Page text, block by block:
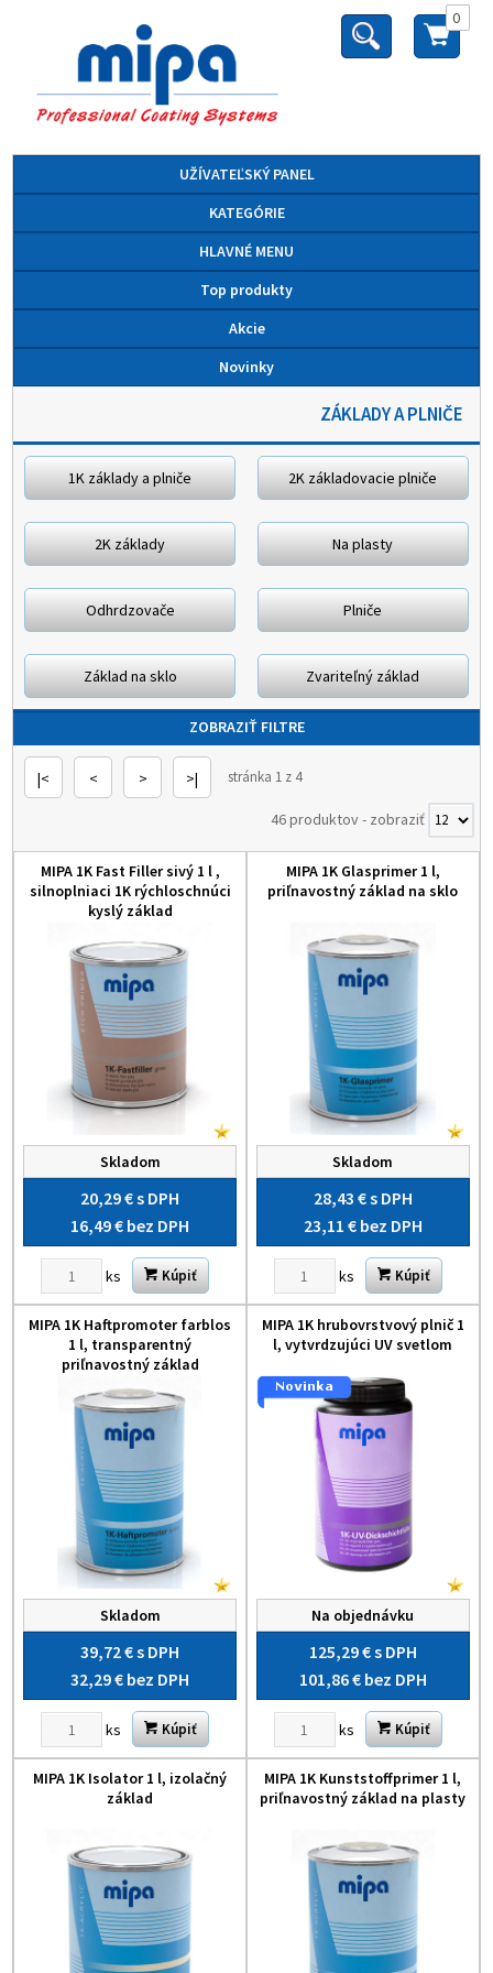
0
UŽÍVATEĽSKÝ PANEL
KATEGÓRIE
HLAVNÉ MENU
Top produkty
Akcie
Novinky
ZÁKLADY A PLNIČE
1K základy a plniče 2K základovacie plniče
2K základy Na plasty
Odhrdzovače Plniče
Základ na sklo Zvariteľný základ
ZOBRAZIŤ FILTRE
|< < > >| stránka 1 z 4
46 produktov- zobraziť
MIPA 1K Fast Filler sivý 1 l ,
silnoplniaci 1K rýchloschnúci
kyslý základ
Skladom
20,29 €s DPH
16,49 € bez DPH
ks Kúpiť
MIPA 1K Glasprimer 1 l,
priľnavostný základ na sklo
Skladom
28,43 €s DPH
23,11 € bez DPH
ks Kúpiť
MIPA 1K Haftpromoter farblos
1 l, transparentný
priľnavostný základ
Skladom
39,72 €s DPH
32,29 € bez DPH
ks Kúpiť
MIPA 1K hrubovrstvový plnič 1
l, vytvrdzujúci UV svetlom
Na objednávku
125,29 €s DPH
101,86 € bez DPH
ks Kúpiť
MIPA 1K Isolator 1 l, izolačný
základ
MIPA 1K Kunststoffprimer 1 l,
priľnavostný základ na plasty